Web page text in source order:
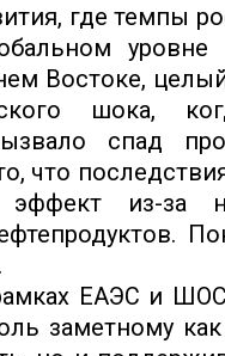
где темпы
уровне
Востоке,
шока,
спад
что
из-за
ЕАЭС и
заметному